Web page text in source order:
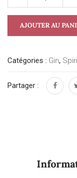
AJOUTER AU
Catégories : Gin,
Partager :